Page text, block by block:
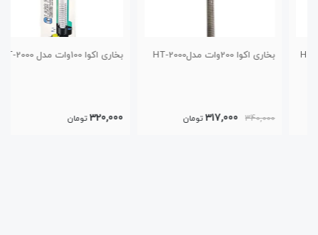
بخاری اکوا 200وات مدلHT-2000
340,000
317,000 تومان
بخاری اکوا 100وات مدل HT-2000
320,000 تومان